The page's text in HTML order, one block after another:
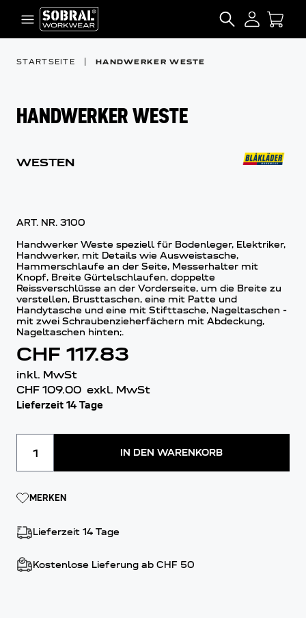
Zum Inhalt springen
SEARCH
STARTSEITE HANDWERKER WESTE
HANDWERKER WESTE
WESTEN
ART. NR. 3100
Handwerker Weste speziell für Bodenleger, Elektriker,
Handwerker, mit Details wie Ausweistasche,
Hammerschlaufe an der Seite, Messerhalter mit
Knopf, Breite Gürtelschlaufen, doppelte
Reissverschlüsse an der Vorderseite, um die Breite zu
verstellen, Brusttaschen, eine mit Patte und
Handytasche und eine mit Stifttasche, Nageltaschen -
mit zwei Schraubenzieherfächern mit Abdeckung,
Nageltaschen hinten;.
CHF 117.83
inkl. MwSt
CHF 109.00 exkl. MwSt
Lieferzeit 14 Tage
IN DEN WARENKORB
MERKEN
Lieferzeit 14 Tage
Kostenlose Lieferung ab CHF 50